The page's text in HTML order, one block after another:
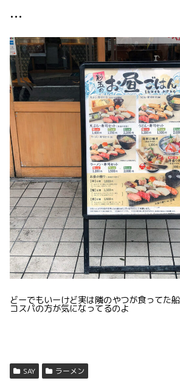
•••
どーでもいーけど実は隣のやつが食ってた
コスパの方が気になってるのよ
SAY ラーメン